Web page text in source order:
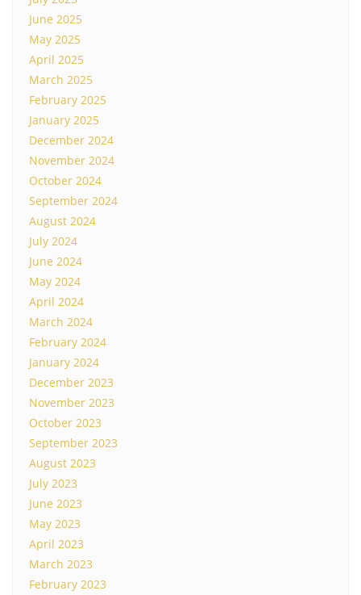
June 2025
May 2025
April 2025
March 2025
February 2025
January 2025
December 2024
November 2024
October 2024
September 2024
August 2024
July 2024
June 2024
May 2024
April 2024
March 2024
February 2024
January 2024
December 2023
November 2023
October 2023
September 2023
August 2023
July 2023
June 2023
May 2023
April 2023
March 2023
February 2023